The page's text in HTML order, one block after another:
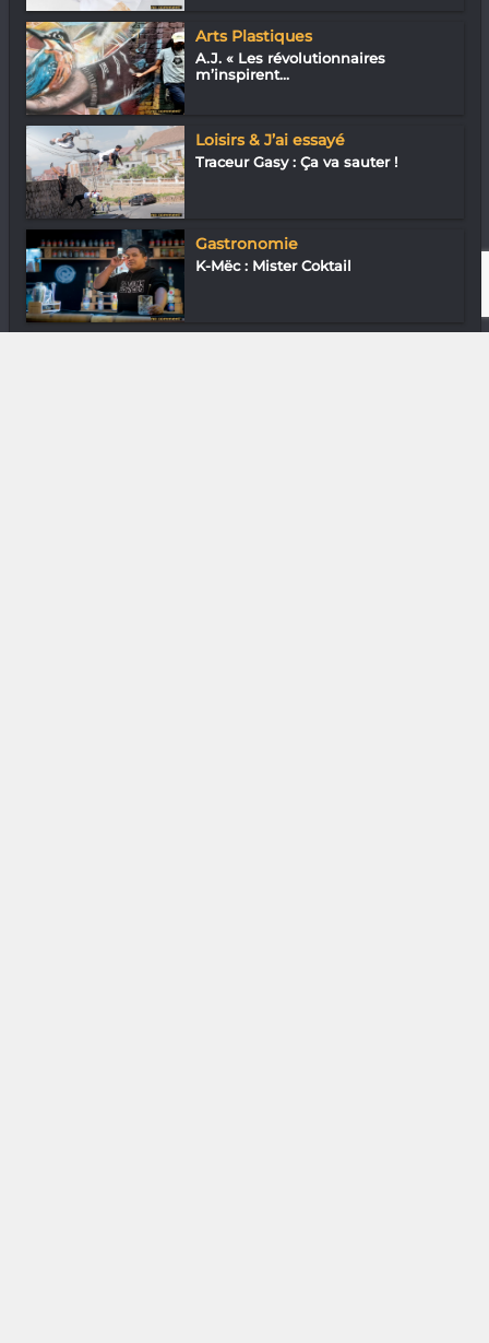
Arts Plastiques
A.J. « Les révolutionnaires
m’inspirent...
Loisirs & J’ai essayé
Traceur Gasy : Ça va sauter !
Gastronomie
K-Mëc : Mister Coktail